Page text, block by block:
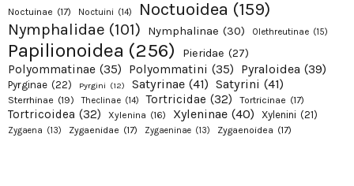
Noctuinae (17) Noctuini (14) Noctuoidea (159)
Nymphalidae (101) Nymphalinae (30) Olethreutinae (15)
Papilionoidea (256) Pieridae (27)
Polyommatinae (35) Polyommatini (35) Pyraloidea (39)
Pyrginae (22) Pyrgini (12) Satyrinae (41) Satyrini (41)
Sterrhinae (19) Theclinae (14) Tortricidae (32) Tortricinae (17)
Tortricoidea (32) Xylenina (16) Xyleninae (40) Xylenini (21)
Zygaena (13) Zygaenidae (17) Zygaeninae (13) Zygaenoidea (17)